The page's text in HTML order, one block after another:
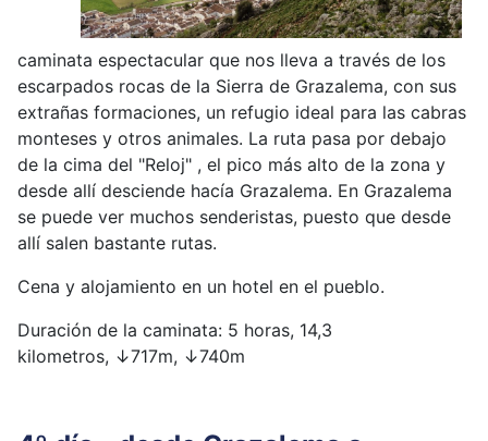
caminata espectacular que nos lleva a través de los
escarpados rocas de la Sierra de Grazalema, con sus
extrañas formaciones, un refugio ideal para las cabras
monteses y otros animales. La ruta pasa por debajo
de la cima del "Reloj" , el pico más alto de la zona y
desde allí desciende hacía Grazalema. En Grazalema
se puede ver muchos senderistas, puesto que desde
allí salen bastante rutas.
Cena y alojamiento en un hotel en el pueblo.
Duración de la caminata: 5 horas, 14,3
kilometros, ↓717m, ↓740m